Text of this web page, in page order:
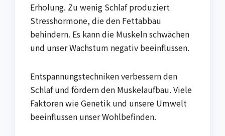
Erholung. Zu wenig Schlaf produziert
Stresshormone, die den Fettabbau
behindern. Es kann die Muskeln schwächen
und unser Wachstum negativ beeinflussen.
Entspannungstechniken verbessern den
Schlaf und fördern den Muskelaufbau. Viele
Faktoren wie Genetik und unsere Umwelt
beeinflussen unser Wohlbefinden.